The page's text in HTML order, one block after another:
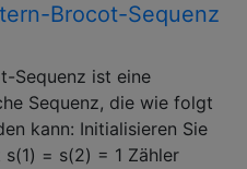
Brocot-Sequenz
Sequenz ist eine
Sequenz, die wie folgt
kann: Initialisieren Sie
= s(2) = 1 Zähler